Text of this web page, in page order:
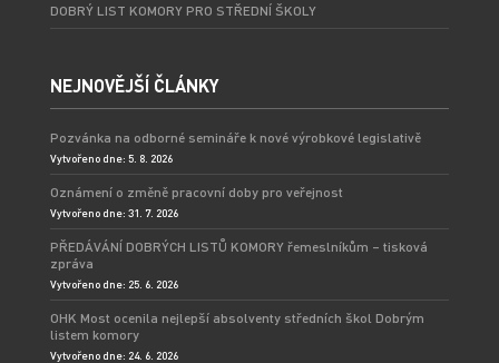
DOBRÝ LIST KOMORY PRO STŘEDNÍ ŠKOLY
NEJNOVĚJŠÍ ČLÁNKY
Pozvánka na odborné semináře k nové výrobkové legislativě
Vytvořeno dne: 5. 8. 2026
Oznámení o změně pracovní doby pro veřejnost
Vytvořeno dne: 31. 7. 2026
PŘEDÁVÁNÍ DOBRÝCH LISTŮ KOMORY řemeslníkům – tisková
zpráva
Vytvořeno dne: 25. 6. 2026
OHK Most ocenila nejlepší absolventy středních škol Dobrým
listem komory
Vytvořeno dne: 24. 6. 2026